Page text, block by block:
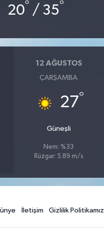
20° / 35°
12 AĞUSTOS
ÇARŞAMBA
27°
Güneşli
Nem: %33
Rüzgar: 5.89 m/s
İletişim Gizlilik Politikamız